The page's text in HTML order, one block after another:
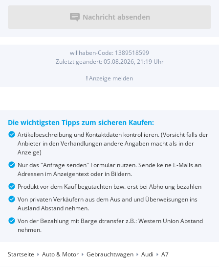
Nachricht absenden
willhaben-Code: 1389518599
Zuletzt geändert: 05.08.2026, 21:19 Uhr
!Anzeige melden
Die wichtigsten Tipps zum sicheren Kaufen:
Artikelbeschreibung und Kontaktdaten kontrollieren. (Vorsicht falls der
Anbieter in den Verhandlungen andere Angaben macht als in der
Anzeige)
Nur das "Anfrage senden" Formular nutzen. Sende keine E-Mails an
Adressen im Anzeigentext oder in Bildern.
Produkt vor dem Kauf begutachten bzw. erst bei Abholung bezahlen
Von privaten Verkäufern aus dem Ausland und Überweisungen ins
Ausland Abstand nehmen.
Von der Bezahlung mit Bargeldtransfer z.B.: Western Union Abstand
nehmen.
Startseite Auto & Motor Gebrauchtwagen Audi A7